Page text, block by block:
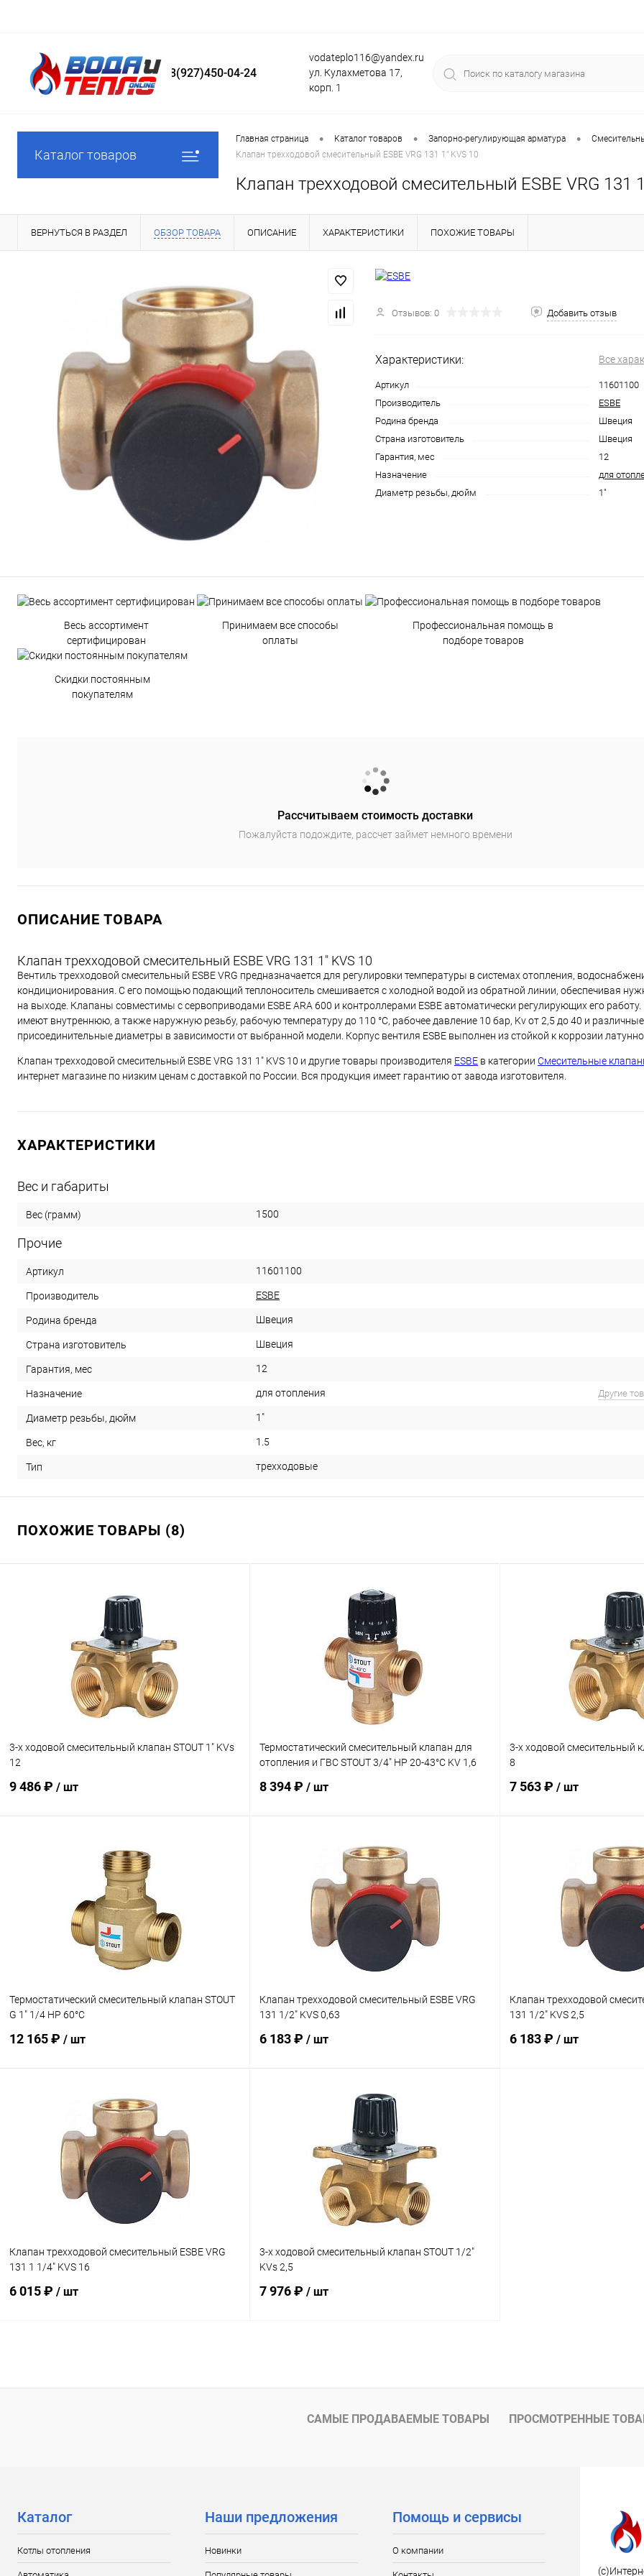
8(927)450-04-24
vodateplo116@yandex.ru
ул. Кулахметова 17,
корп. 1
Каталог товаров
Главная страница • Каталог товаров • Запорно-регулирующая арматура •
Клапан трехходовой смесительный ESBE VRG 131 1" KVS 10
Клапан трехходовой смесительный ESBE VRG 131
ВЕРНУТЬСЯ В РАЗДЕЛ ОБЗОР ТОВАРА ОПИСАНИЕ ХАРАКТЕРИСТИКИ ПОХОЖИЕ ТОВАРЫ
Отзывов: 0 Добавить отзыв
Характеристики: Все
Артикул
11601100
Производитель
ESBE
Родина бренда
Швеция
Страна изготовитель
Швеция
Гарантия, мес
12
Назначение
для
Диаметр резьбы, дюйм
1"
Весь ассортимент
сертифицирован
Принимаем все способы
оплаты
Профессиональная помощь в
подборе товаров
Скидки постоянным
покупателям
Рассчитываем стоимость доставки
Пожалуйста подождите, рассчет займет немного времени
ОПИСАНИЕ ТОВАРА
Клапан трехходовой смесительный ESBE VRG 131 1" KVS 10
Вентиль трехходовой смесительный ESBE VRG предназначается для регулировки температуры в системах отопления,
кондиционирования. С его помощью подающий теплоноситель смешивается с холодной водой из обратной линии, обеспечивая
на выходе. Клапаны совместимы с сервоприводами ESBE ARA 600 и контроллерами ESBE автоматически регулирующих его
имеют внутреннюю, а также наружную резьбу, рабочую температуру до 110 °C, рабочее давление 10 бар, Kv от 2,5 до 40 и различные
присоединительные диаметры в зависимости от выбранной модели. Корпус вентиля ESBE выполнен из стойкой к коррозии
Клапан трехходовой смесительный ESBE VRG 131 1" KVS 10 и другие товары производителя ESBE в категории Смесительные
интернет магазине по низким ценам с доставкой по России. Вся продукция имеет гарантию от завода изготовителя.
ХАРАКТЕРИСТИКИ
Вес и габариты
Вес (грамм) 1500
Прочие
Артикул 11601100
Производитель ESBE
Родина бренда Швеция
Страна изготовитель Швеция
Гарантия, мес 12
Назначение для отопления Другие
Диаметр резьбы, дюйм 1"
Вес, кг 1.5
Тип трехходовые
ПОХОЖИЕ ТОВАРЫ (8)
3-х ходовой смесительный клапан STOUT 1" KVs
12
9 486 ₽ / шт
В избранное заказ 3-5 дней
Термостатический смесительный клапан для
отопления и ГВС STOUT 3/4" НР 20-43°С KV 1,6
8 394 ₽ / шт
В корзину
Купить в 1 клик Сравнение
В избранное заказ 3-5 дней
3-х ходовой смесительный
8
7 563 ₽ / шт
В
Купить в 1 клик
В избранное
Термостатический смесительный клапан STOUT
G 1" 1/4 НР 60°С
12 165 ₽ / шт
В корзину
Купить в 1 клик Сравнение
В избранное заказ 3-5 дней
Клапан трехходовой смесительный ESBE VRG
131 1/2" KVS 0,63
6 183 ₽ / шт
В корзину
В избранное заказ 3-5 дней
Клапан трехходовой
131 1/2" KVS 2,5
6 183 ₽ / шт
Клапан трехходовой смесительный ESBE VRG
131 1 1/4" KVS 16
6 015 ₽ / шт
Купить в 1 клик Сравнение
3-х ходовой смесительный клапан STOUT 1/2"
KVs 2,5
7 976 ₽ / шт
Купить в 1 клик Сравнение
В избранное заказ 3-5 дней
САМЫЕ ПРОДАВАЕМЫЕ ТОВАРЫ ПРОСМОТРЕННЫЕ
Каталог
Котлы отопления
Наши предложения
Новинки
Помощь и сервисы
О компании